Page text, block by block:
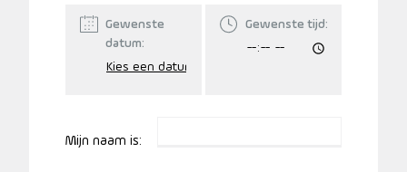
Gewenste
datum:
Gewenste tijd:
Mijn naam is: